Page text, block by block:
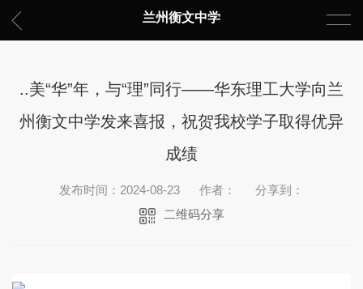
兰州衡文中学
..美“华”年，与“理”同行——华东理工大学向兰
州衡文中学发来喜报，祝贺我校学子取得优异
成绩
发布时间：2024-08-23 作者：
分享到：
二维码分享